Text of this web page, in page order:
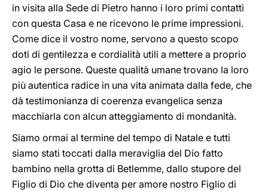
in visita alla Sede di Pietro hanno i loro primi contatti
con questa Casa e ne ricevono le prime impressioni.
Come dice il vostro nome, servono a questo scopo
doti di gentilezza e cordialità utili a mettere a proprio
agio le persone. Queste qualità umane trovano la loro
più autentica radice in una vita animata dalla fede, che
dà testimonianza di coerenza evangelica senza
macchiarla con alcun atteggiamento di mondanità.
Siamo ormai al termine del tempo di Natale e tutti
siamo stati toccati dalla meraviglia del Dio fatto
bambino nella grotta di Betlemme, dallo stupore del
Figlio di Dio che diventa per amore nostro Figlio di